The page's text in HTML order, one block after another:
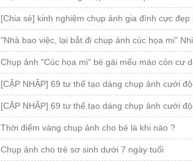
[Chia sẻ] kinh nghiệm chụp ảnh gia đình cực
"Nhà bao việc, lại bắt đi chụp ảnh cúc họa mi"
Chụp ảnh "Cúc họa mi" bé gái mếu máo còn cư
[CẬP NHẬP] 69 tư thế tạo dáng chụp ảnh cưới
[CẬP NHẬP] 69 tư thế tạo dáng chụp ảnh cưới
Thời điểm vàng chụp ảnh cho bé là khi nào ?
Chụp ảnh cho trẻ sơ sinh dưới 7 ngày tuổi